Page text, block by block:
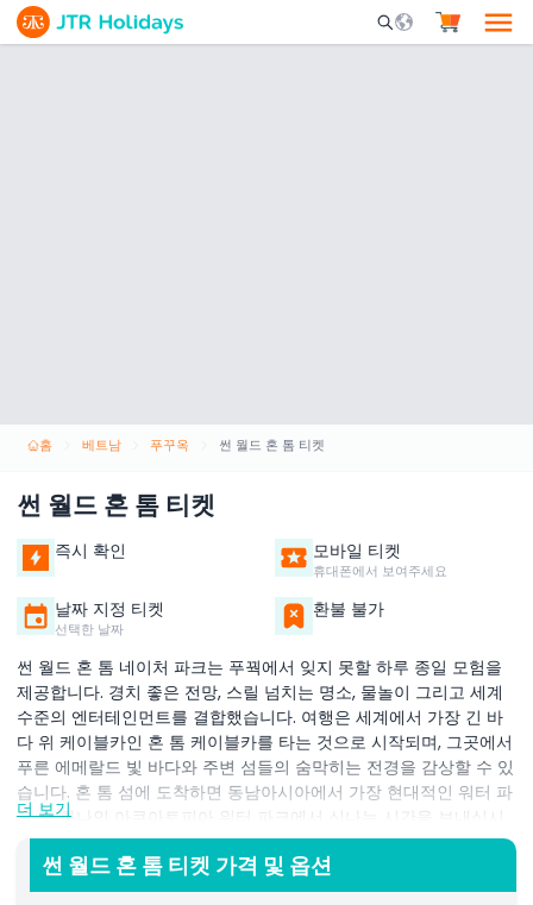
Mobile Search
홈 베트남 푸꾸옥 썬 월드 혼 톰 티켓
썬 월드 혼 톰 티켓
즉시 확인 모바일 티켓
휴대폰에서 보여주세요
날짜 지정 티켓
선택한 날짜
환불 불가
썬 월드 혼 톰 네이처 파크는 푸꿕에서 잊지 못할 하루 종일 모험을
제공합니다. 경치 좋은 전망, 스릴 넘치는 명소, 물놀이 그리고 세계
수준의 엔터테인먼트를 결합했습니다. 여행은 세계에서 가장 긴 바
다 위 케이블카인 혼 톰 케이블카를 타는 것으로 시작되며, 그곳에서
푸른 에메랄드 빛 바다와 주변 섬들의 숨막히는 전경을 감상할 수 있
습니다. 혼 톰 섬에 도착하면 동남아시아에서 가장 현대적인 워터 파
크 중 하나인 아쿠아토피아 워터 파크에서 신나는 시간을 보내십시
오. 20개 이상의 스릴 넘치는 슬라이드, 물놀이 게임, 가족 친화적인
명소들이 있어 모든 연령대 방문객에게 완벽합니다. 스릴을 추구하
는 이들은 엑소티카 파크에서 아드레날린이 솟구치는 롤러코스터와
더 보기
썬 월드 혼 톰 티켓 가격 및 옵션